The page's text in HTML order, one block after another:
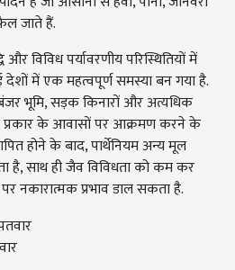
जाते हैं.
विविध पर्यावरणीय परिस्थितियों में
में एक महत्वपूर्ण समस्या बन गया है.
बंजर भूमि, सड़क किनारों और अत्यधिक
प्रकार के आवासों पर आक्रमण करने के
होने के बाद, पार्थेनियम अन्य मूल
है, साथ ही जैव विविधता को कम कर
नकारात्मक प्रभाव डाल सकता है.